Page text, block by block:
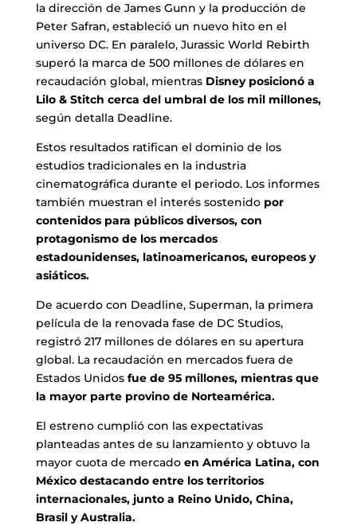
la dirección de James Gunn y la producción de
Peter Safran, estableció un nuevo hito en el
universo DC. En paralelo, Jurassic World Rebirth
superó la marca de 500 millones de dólares en
recaudación global, mientras Disney posicionó a
Lilo & Stitch cerca del umbral de los mil millones,
según detalla Deadline.
Estos resultados ratifican el dominio de los
estudios tradicionales en la industria
cinematográfica durante el periodo. Los informes
también muestran el interés sostenido por
contenidos para públicos diversos, con
protagonismo de los mercados
estadounidenses, latinoamericanos, europeos y
asiáticos.
De acuerdo con Deadline, Superman, la primera
película de la renovada fase de DC Studios,
registró 217 millones de dólares en su apertura
global. La recaudación en mercados fuera de
Estados Unidos fue de 95 millones, mientras que
la mayor parte provino de Norteamérica.
El estreno cumplió con las expectativas
planteadas antes de su lanzamiento y obtuvo la
mayor cuota de mercadoen América Latina, con
México destacando entre los territorios
internacionales, junto a Reino Unido, China,
Brasil y Australia.